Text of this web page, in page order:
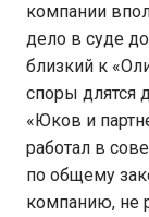
компании
дело в суде
близкий к
споры длятся
«Юков и
работал в
по общему
компанию, не